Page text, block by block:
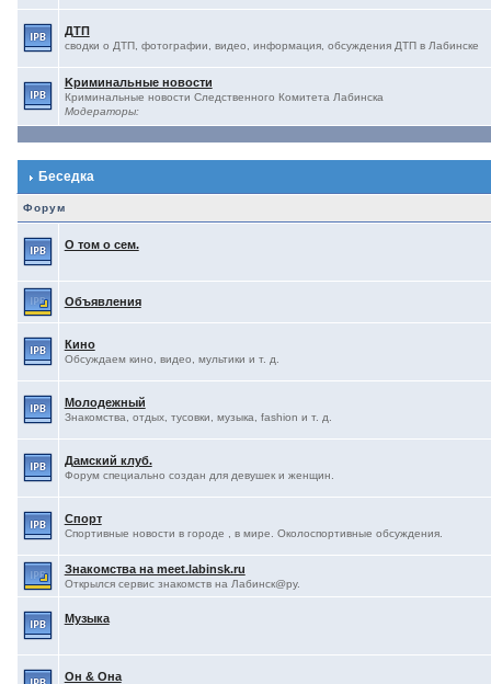
ДТП
сводки о ДТП, фотографии, видео, информация, обсуждения ДТП в Лабинске
Kриминальные новости
Криминальные новости Следственного Комитета Лабинска
Модераторы:
Беседка
Форум
О том о сем.
Объявления
Кино
Обсуждаем кино, видео, мультики и т. д.
Молодежный
Знакомства, отдых, тусовки, музыка, fashion и т. д.
Дамский клуб.
Форум специально создан для девушек и женщин.
Спорт
Спортивные новости в городе , в мире. Околоспортивные обсуждения.
Знакомства на meet.labinsk.ru
Открылся сервис знакомств на Лабинск@ру.
Музыка
Он & Она